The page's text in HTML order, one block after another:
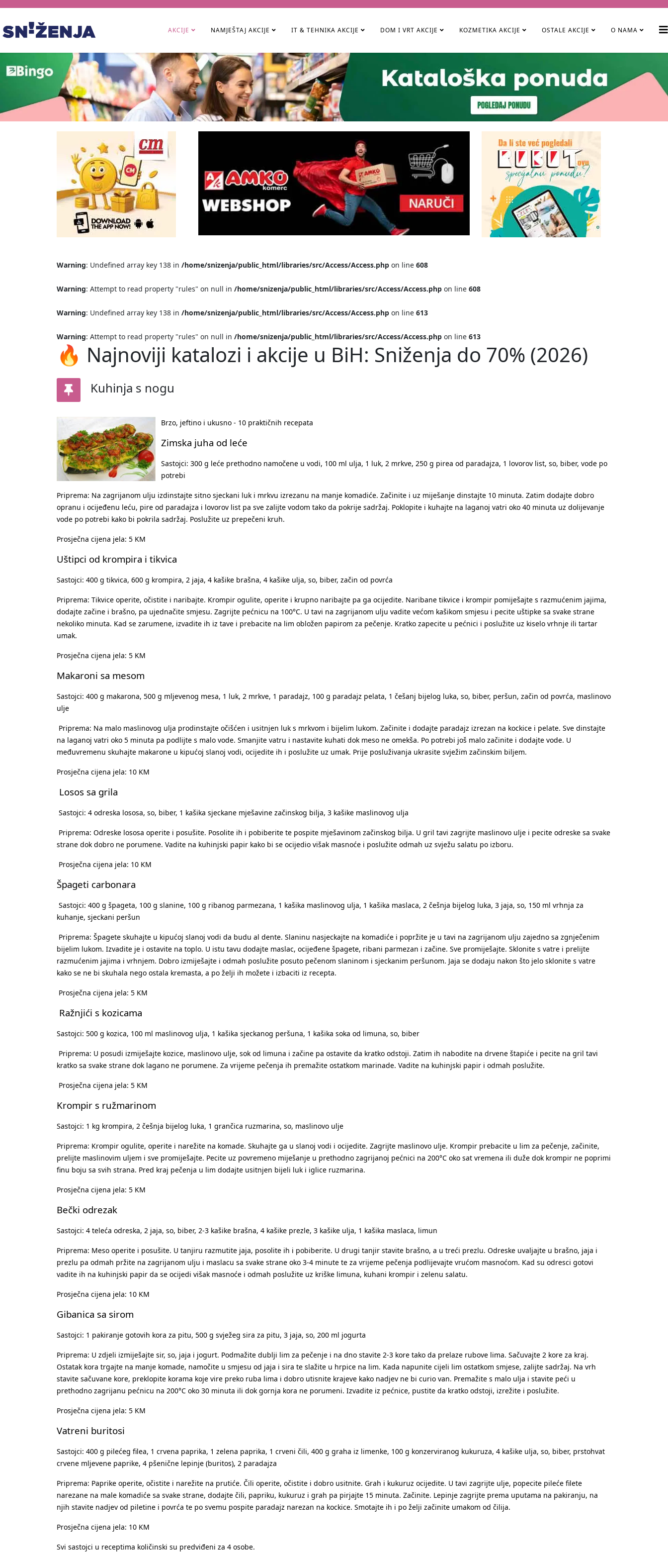
AKCIJE NAMJEŠTAJ AKCIJE IT & TEHNIKA AKCIJE DOM I VRT AKCIJE KOZMETIKA AKCIJE OSTALE AKCIJE O NAMA
Warning: Undefined array key 138 in /home/snizenja/public_html/libraries/src/Access/Access.php on line 608
Warning: Attempt to read property "rules" on null in /home/snizenja/public_html/libraries/src/Access/Access.php on line 608
Warning: Undefined array key 138 in /home/snizenja/public_html/libraries/src/Access/Access.php on line 613
Warning: Attempt to read property "rules" on null in /home/snizenja/public_html/libraries/src/Access/Access.php on line 613
🔥 Najnoviji katalozi i akcije u BiH: Sniženja do 70% (2026)
Kuhinja s nogu
Brzo, jeftino i ukusno - 10 praktičnih recepata
Zimska juha od leće
Sastojci: 300 g leće prethodno namočene u vodi, 100 ml ulja, 1 luk, 2 mrkve, 250 g pirea od paradajza, 1 lovorov list, so, biber, vode po
potrebi
Priprema: Na zagrijanom ulju izdinstajte sitno sjeckani luk i mrkvu izrezanu na manje komadiće. Začinite i uz miješanje dinstajte 10 minuta. Zatim dodajte dobro
opranu i ocijeđenu leću, pire od paradajza i lovorov list pa sve zalijte vodom tako da pokrije sadržaj. Poklopite i kuhajte na laganoj vatri oko 40 minuta uz dolijevanje
vode po potrebi kako bi pokrila sadržaj. Poslužite uz prepečeni kruh.
Prosječna cijena jela: 5 KM
Uštipci od krompira i tikvica
Sastojci: 400 g tikvica, 600 g krompira, 2 jaja, 4 kašike brašna, 4 kašike ulja, so, biber, začin od povrća
Priprema: Tikvice operite, očistite i naribajte. Krompir ogulite, operite i krupno naribajte pa ga ocijedite. Naribane tikvice i krompir pomiješajte s razmućenim jajima,
dodajte začine i brašno, pa ujednačite smjesu. Zagrijte pećnicu na 100°C. U tavi na zagrijanom ulju vadite većom kašikom smjesu i pecite uštipke sa svake strane
nekoliko minuta. Kad se zarumene, izvadite ih iz tave i prebacite na lim obložen papirom za pečenje. Kratko zapecite u pećnici i poslužite uz kiselo vrhnje ili tartar
umak.
Prosječna cijena jela: 5 KM
Makaroni sa mesom
Sastojci: 400 g makarona, 500 g mljevenog mesa, 1 luk, 2 mrkve, 1 paradajz, 100 g paradajz pelata, 1 češanj bijelog luka, so, biber, peršun, začin od povrća, maslinovo
ulje
Priprema: Na malo maslinovog ulja prodinstajte očišćen i usitnjen luk s mrkvom i bijelim lukom. Začinite i dodajte paradajz izrezan na kockice i pelate. Sve dinstajte
na laganoj vatri oko 5 minuta pa podlijte s malo vode. Smanjite vatru i nastavite kuhati dok meso ne omekša. Po potrebi još malo začinite i dodajte vode. U
međuvremenu skuhajte makarone u kipućoj slanoj vodi, ocijedite ih i poslužite uz umak. Prije posluživanja ukrasite svježim začinskim biljem.
Prosječna cijena jela: 10 KM
Losos sa grila
Sastojci: 4 odreska lososa, so, biber, 1 kašika sjeckane mješavine začinskog bilja, 3 kašike maslinovog ulja
Priprema: Odreske lososa operite i posušite. Posolite ih i pobiberite te pospite mješavinom začinskog bilja. U gril tavi zagrijte maslinovo ulje i pecite odreske sa svake
strane dok dobro ne porumene. Vadite na kuhinjski papir kako bi se ocijedio višak masnoće i poslužite odmah uz svježu salatu po izboru.
Prosječna cijena jela: 10 KM
Špageti carbonara
Sastojci: 400 g špageta, 100 g slanine, 100 g ribanog parmezana, 1 kašika maslinovog ulja, 1 kašika maslaca, 2 češnja bijelog luka, 3 jaja, so, 150 ml vrhnja za
kuhanje, sjeckani peršun
Priprema: Špagete skuhajte u kipućoj slanoj vodi da budu al dente. Slaninu nasjeckajte na komadiće i popržite je u tavi na zagrijanom ulju zajedno sa zgnječenim
bijelim lukom. Izvadite je i ostavite na toplo. U istu tavu dodajte maslac, ocijeđene špagete, ribani parmezan i začine. Sve promiješajte. Sklonite s vatre i prelijte
razmućenim jajima i vrhnjem. Dobro izmiješajte i odmah poslužite posuto pečenom slaninom i sjeckanim peršunom. Jaja se dodaju nakon što jelo sklonite s vatre
kako se ne bi skuhala nego ostala kremasta, a po želji ih možete i izbaciti iz recepta.
Prosječna cijena jela: 5 KM
Ražnjići s kozicama
Sastojci: 500 g kozica, 100 ml maslinovog ulja, 1 kašika sjeckanog peršuna, 1 kašika soka od limuna, so, biber
Priprema: U posudi izmiješajte kozice, maslinovo ulje, sok od limuna i začine pa ostavite da kratko odstoji. Zatim ih nabodite na drvene štapiće i pecite na gril tavi
kratko sa svake strane dok lagano ne porumene. Za vrijeme pečenja ih premažite ostatkom marinade. Vadite na kuhinjski papir i odmah poslužite.
Prosječna cijena jela: 5 KM
Krompir s ružmarinom
Sastojci: 1 kg krompira, 2 češnja bijelog luka, 1 grančica ruzmarina, so, maslinovo ulje
Priprema: Krompir ogulite, operite i narežite na komade. Skuhajte ga u slanoj vodi i ocijedite. Zagrijte maslinovo ulje. Krompir prebacite u lim za pečenje, začinite,
prelijte maslinovim uljem i sve promiješajte. Pecite uz povremeno miješanje u prethodno zagrijanoj pećnici na 200°C oko sat vremena ili duže dok krompir ne poprimi
finu boju sa svih strana. Pred kraj pečenja u lim dodajte usitnjen bijeli luk i iglice ruzmarina.
Prosječna cijena jela: 5 KM
Bečki odrezak
Sastojci: 4 teleća odreska, 2 jaja, so, biber, 2-3 kašike brašna, 4 kašike prezle, 3 kašike ulja, 1 kašika maslaca, limun
Priprema: Meso operite i posušite. U tanjiru razmutite jaja, posolite ih i pobiberite. U drugi tanjir stavite brašno, a u treći prezlu. Odreske uvaljajte u brašno, jaja i
prezlu pa odmah pržite na zagrijanom ulju i maslacu sa svake strane oko 3-4 minute te za vrijeme pečenja podlijevajte vrućom masnoćom. Kad su odresci gotovi
vadite ih na kuhinjski papir da se ocijedi višak masnoće i odmah poslužite uz kriške limuna, kuhani krompir i zelenu salatu.
Prosječna cijena jela: 10 KM
Gibanica sa sirom
Sastojci: 1 pakiranje gotovih kora za pitu, 500 g svježeg sira za pitu, 3 jaja, so, 200 ml jogurta
Priprema: U zdjeli izmiješajte sir, so, jaja i jogurt. Podmažite dublji lim za pečenje i na dno stavite 2-3 kore tako da prelaze rubove lima. Sačuvajte 2 kore za kraj.
Ostatak kora trgajte na manje komade, namočite u smjesu od jaja i sira te slažite u hrpice na lim. Kada napunite cijeli lim ostatkom smjese, zalijte sadržaj. Na vrh
stavite sačuvane kore, preklopite korama koje vire preko ruba lima i dobro utisnite krajeve kako nadjev ne bi curio van. Premažite s malo ulja i stavite peći u
prethodno zagrijanu pećnicu na 200°C oko 30 minuta ili dok gornja kora ne porumeni. Izvadite iz pećnice, pustite da kratko odstoji, izrežite i poslužite.
Prosječna cijena jela: 5 KM
Vatreni buritosi
Sastojci: 400 g pilećeg filea, 1 crvena paprika, 1 zelena paprika, 1 crveni čili, 400 g graha iz limenke, 100 g konzerviranog kukuruza, 4 kašike ulja, so, biber, prstohvat
crvene mljevene paprike, 4 pšenične lepinje (buritos), 2 paradajza
Priprema: Paprike operite, očistite i narežite na prutiće. Čili operite, očistite i dobro usitnite. Grah i kukuruz ocijedite. U tavi zagrijte ulje, popecite pileće filete
narezane na male komadiće sa svake strane, dodajte čili, papriku, kukuruz i grah pa pirjajte 15 minuta. Začinite. Lepinje zagrijte prema uputama na pakiranju, na
njih stavite nadjev od piletine i povrća te po svemu pospite paradajz narezan na kockice. Smotajte ih i po želji začinite umakom od čilija.
Prosječna cijena jela: 10 KM
Svi sastojci u receptima količinski su predviđeni za 4 osobe.